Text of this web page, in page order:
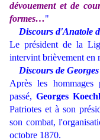
dévouement et de
formes…"
Discours d'Anatole
Le président de la
intervint brièvement en
Discours de
Après les hommages
passé, Georges
Patriotes et à son
son combat,
octobre 1870.